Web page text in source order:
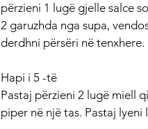
përzieni 1 lugë gjelle salce
2 garuzhda nga supa,
derdhni përsëri në tenxhere.
Hapi i 5 -të
Pastaj përzieni 2 lugë miell
piper në një tas. Pastaj